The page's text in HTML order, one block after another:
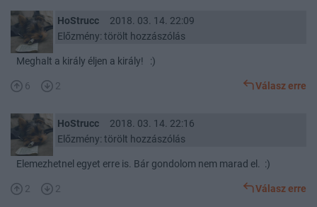
HoStrucc
2018. 03. 14. 22:09
Előzmény: törölt hozzászólás
Meghalt a király éljen a király! :)
6 2 Válasz erre
HoStrucc
2018. 03. 14. 22:16
Előzmény: törölt hozzászólás
Elemezhetnel egyet erre is. Bár gondolom nem marad el. :)
2 2 Válasz erre